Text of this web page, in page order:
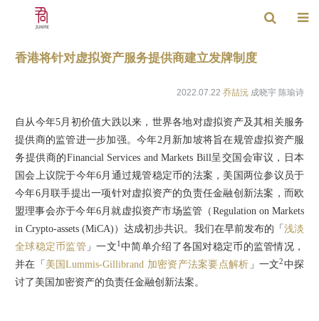
香港将针对虚拟资产服务提供商建立发牌制度
2022.07.22 乔喆沅 成晓宇 陈瑜诗
自从今年5月初价值大跌以来，世界各地对虚拟资产及其相关服务
提供商的监管进一步加强。今年2月新加坡将旨在规管虚拟资产服
务提供商的Financial Services and Markets Bill呈交国会审议，日本
国会上议院于今年6月通过规管稳定币的法案，美国两位参议员于
今年6月联手提出一项针对虚拟资产的负责任金融创新法案，而欧
盟理事会亦于今年6月就虚拟资产市场监管（Regulation on Markets
in Crypto-assets (MiCA)）达成初步共识。我们在早前发布的「 浅淡
全球稳定币监管 」一文1 中简单介绍了各国对稳定币的监管情况，
并在「 美国Lummis-Gillibrand 加密资产法案要点解析 」一文2中探
讨了美国加密资产的负责任金融创新法案。